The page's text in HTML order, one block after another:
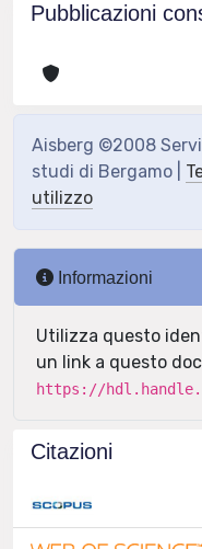
Pubblicazioni
Aisberg ©2008
studi di Bergamo |
utilizzo
Informazioni
Utilizza questo
un link a questo
https://
Citazioni